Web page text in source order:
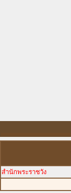
สำนักพระราชวัง